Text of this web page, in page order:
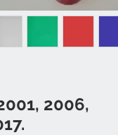
2006,